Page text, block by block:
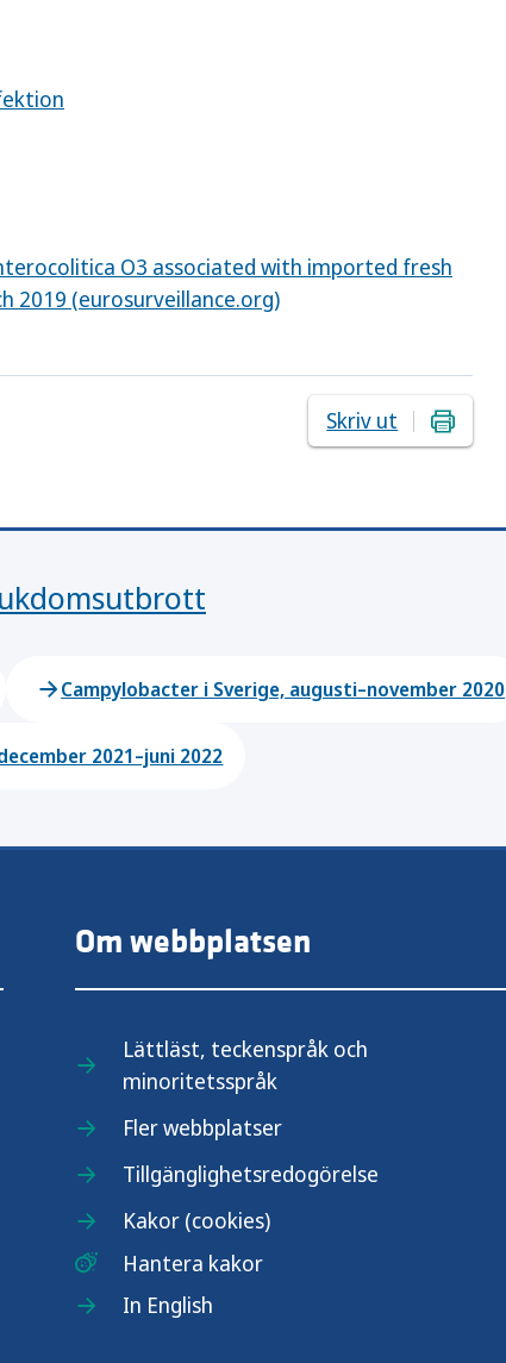
O3 associated with imported fresh
2019 (eurosurveillance.org)
Skriv ut
Campylobacter i Sverige, augusti–november 2020
2021–juni 2022
Om webbplatsen
Lättläst, teckenspråk och
minoritetsspråk
Fler webbplatser
Tillgänglighetsredogörelse
Kakor (cookies)
Hantera kakor
In English